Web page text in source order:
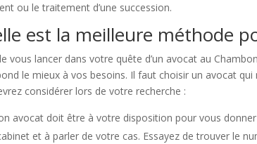
ou le traitement d’une succession.
est la meilleure méthode
vous lancer dans votre quête d’un avocat au
le mieux à vos besoins. Il faut choisir un avocat
considérer lors de votre recherche :
avocat doit être à votre disposition pour vous
et à parler de votre cas. Essayez de trouver le